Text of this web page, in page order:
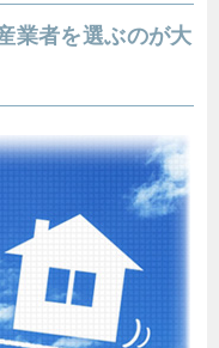
業者を選ぶのが大